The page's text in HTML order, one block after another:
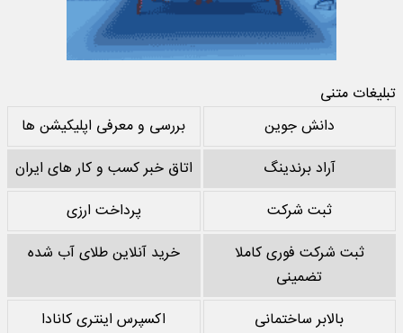
تبلیغات متنی
دانش جوین
بررسی و معرفی اپلیکیشن ها
آراد برندینگ
اتاق خبر کسب و کار های ایران
ثبت شرکت
پرداخت ارزی
ثبت شرکت فوری کاملا
تضمینی
خرید آنلاین طلای آب شده
بالابر ساختمانی
اکسپرس اینتری کانادا